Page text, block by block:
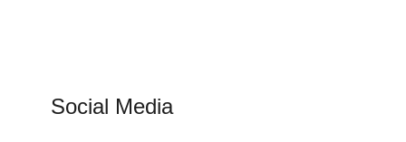
Social Media